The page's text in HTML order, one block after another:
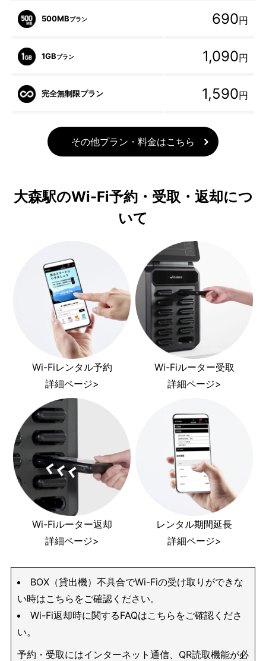
500MBプラン 690円
1GBプラン 1,090円
完全無制限プラン 1,590円
その他プラン・料金はこちら
大森駅のWi-Fi予約・受取・返却につ
いて
Wi-Fiレンタル予約
詳細ページ>
Wi-Fiルーター受取
詳細ページ>
Wi-Fiルーター返却
詳細ページ>
レンタル期間延長
詳細ページ>
BOX（貸出機）不具合でWi-Fiの受け取りができな
い時はこちらをご確認ください。
Wi-Fi返却時に関するFAQはこちらをご確認くださ
い。
予約・受取にはインターネット通信、QR読取機能が必